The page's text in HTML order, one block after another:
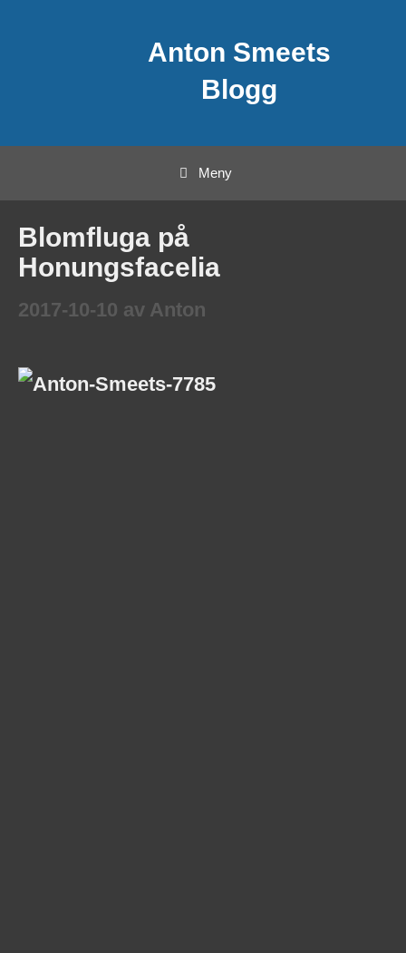
Anton Smeets
Blogg
Meny
Blomfluga på
Honungsfacelia
2017-10-10 av Anton